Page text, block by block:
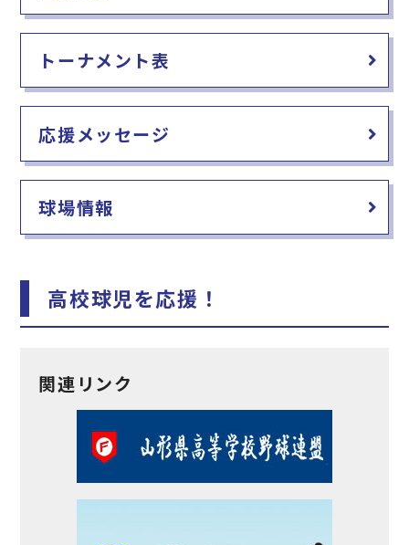
トーナメント表
応援メッセージ
球場情報
高校球児を応援！
関連リンク